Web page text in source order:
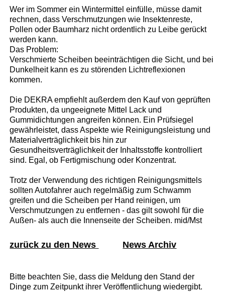
Wer im Sommer ein Wintermittel einfülle, müsse damit
rechnen, dass Verschmutzungen wie Insektenreste,
Pollen oder Baumharz nicht ordentlich zu Leibe gerückt
werden kann.
Das Problem:
Verschmierte Scheiben beeinträchtigen die Sicht, und bei
Dunkelheit kann es zu störenden Lichtreflexionen
kommen.
Die DEKRA empfiehlt außerdem den Kauf von geprüften
Produkten, da ungeeignete Mittel Lack und
Gummidichtungen angreifen können. Ein Prüfsiegel
gewährleistet, dass Aspekte wie Reinigungsleistung und
Materialverträglichkeit bis hin zur
Gesundheitsverträglichkeit der Inhaltsstoffe kontrolliert
sind. Egal, ob Fertigmischung oder Konzentrat.
Trotz der Verwendung des richtigen Reinigungsmittels
sollten Autofahrer auch regelmäßig zum Schwamm
greifen und die Scheiben per Hand reinigen, um
Verschmutzungen zu entfernen - das gilt sowohl für die
Außen- als auch die Innenseite der Scheiben. mid/Mst
zurück zu den News News Archiv
Bitte beachten Sie, dass die Meldung den Stand der
Dinge zum Zeitpunkt ihrer Veröffentlichung wiedergibt.